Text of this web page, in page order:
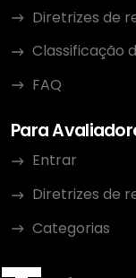
Diretrizes de
Classificação
FAQ
Para
Entrar
Diretrizes de
Categorias